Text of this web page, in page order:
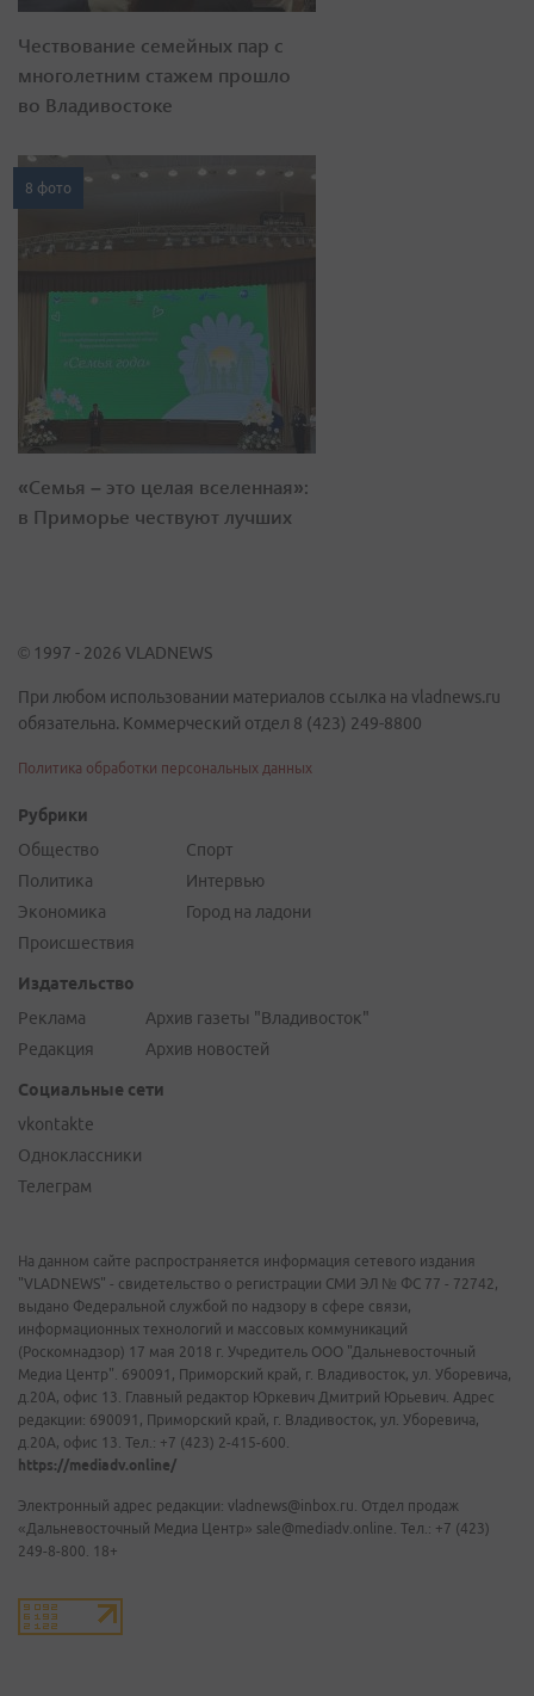
Чествование семейных пар с
многолетним стажем прошло
во Владивостоке
8 фото
«Семья – это целая вселенная»:
в Приморье чествуют лучших
© 1997 - 2026 VLADNEWS
При любом использовании материалов ссылка на vladnews.ru
обязательна. Коммерческий отдел 8 (423) 249-8800
Политика обработки персональных данных
Рубрики
Общество
Политика
Экономика
Происшествия
Спорт
Интервью
Город на ладони
Издательство
Реклама
Редакция
Архив газеты "Владивосток"
Архив новостей
Социальные сети
vkontakte
Одноклассники
Телеграм
На данном сайте распространяется информация сетевого издания
"VLADNEWS" - свидетельство о регистрации СМИ ЭЛ № ФС 77 - 72742,
выдано Федеральной службой по надзору в сфере связи,
информационных технологий и массовых коммуникаций
(Роскомнадзор) 17 мая 2018 г. Учредитель ООО "Дальневосточный
Медиа Центр". 690091, Приморский край, г. Владивосток, ул. Уборевича,
д.20А, офис 13. Главный редактор Юркевич Дмитрий Юрьевич. Адрес
редакции: 690091, Приморский край, г. Владивосток, ул. Уборевича,
д.20А, офис 13. Тел.: +7 (423) 2-415-600.
https://mediadv.online/
Электронный адрес редакции: vladnews@inbox.ru. Отдел продаж
«Дальневосточный Медиа Центр» sale@mediadv.online. Тел.: +7 (423)
249-8-800. 18+